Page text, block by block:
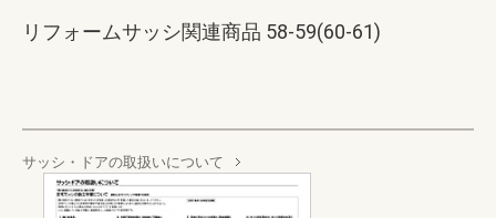
リフォームサッシ関連商品 58-59(60-61)
サッシ・ドアの取扱いについて